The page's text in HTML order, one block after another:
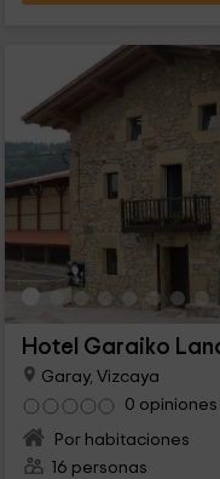
Hotel Garaiko
Garay, Vizcaya
0 opiniones
Por habitaciones
16 personas